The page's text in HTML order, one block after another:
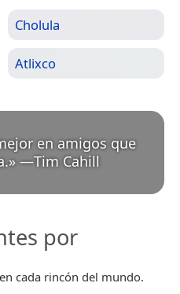
Cholula
Atlixco
en amigos que
» —Tim Cahill
por
cada rincón del mundo.